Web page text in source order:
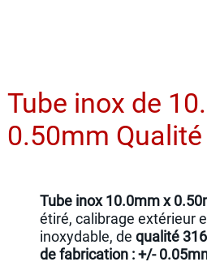
Tube inox de
0.50mm
Tube inox 10.0mm x
étiré, calibrage extérieur
inoxydable, dequalité
de fabrication : +/-